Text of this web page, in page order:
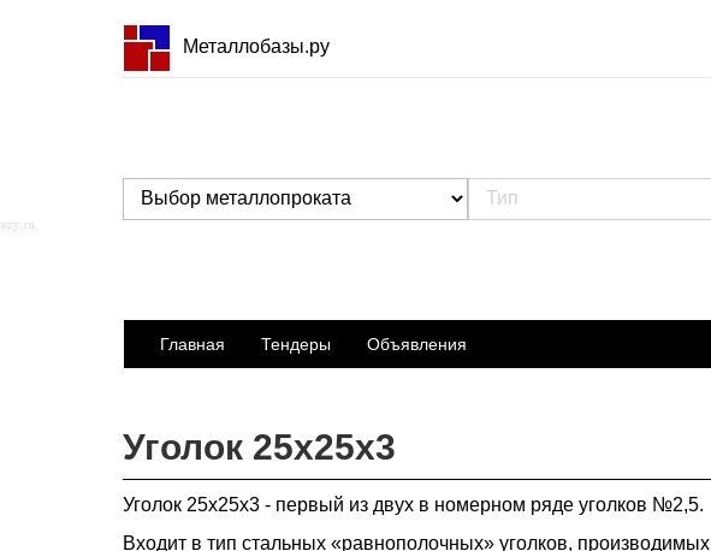
Металлобазы.ру
Главная Тендеры Объявления
Уголок 25х25х3
Уголок 25х25х3 - первый из двух в номерном ряде уголков №2,5.
Входит в тип стальных «равнополочных» уголков, производимых